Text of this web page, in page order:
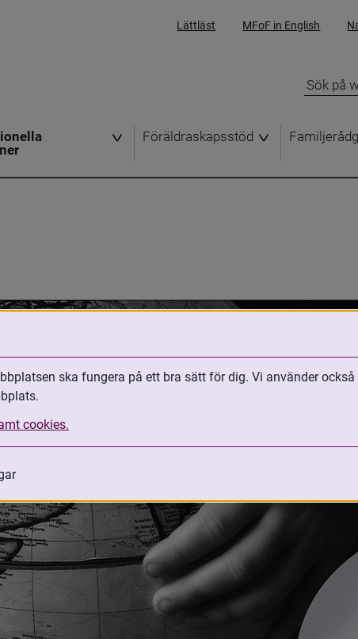
Lättläst MFoF in English
Föräldraskapsstöd
ska fungera på ett bra sätt för dig. Vi använder också
cookies.